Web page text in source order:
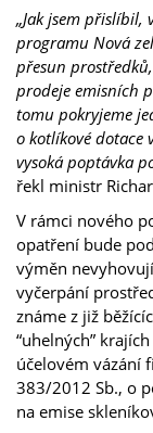
„Jak jsem přislíbil,
programu Nová
přesun
prodeje emisních
tomu pokryjeme
o kotlíkové dotace
vysoká poptávka
řekl ministr
V rámci nového
opatření bude
výměn
vyčerpání
známe z již
“uhelných”
účelovém vázání
383/2012 Sb., o
na emise